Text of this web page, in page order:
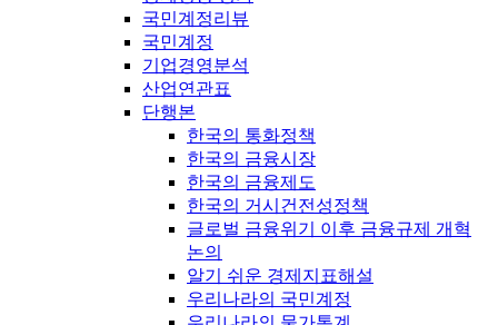
국민계정리뷰
국민계정
기업경영분석
산업연관표
단행본
한국의 통화정책
한국의 금융시장
한국의 금융제도
한국의 거시건전성정책
글로벌 금융위기 이후 금융규제 개혁
논의
알기 쉬운 경제지표해설
우리나라의 국민계정